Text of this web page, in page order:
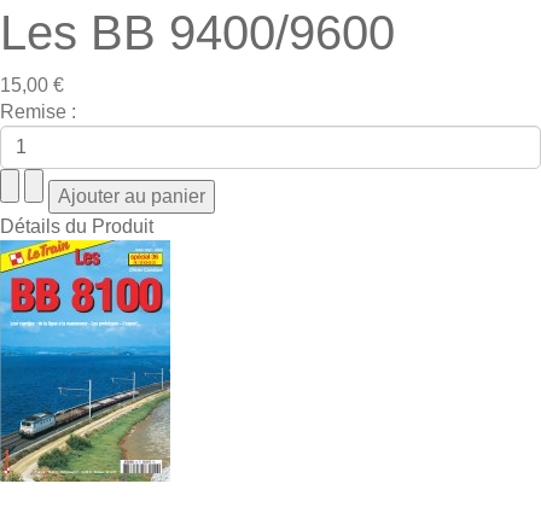
Les BB 9400/9600
15,00 €
Remise :
Détails du Produit